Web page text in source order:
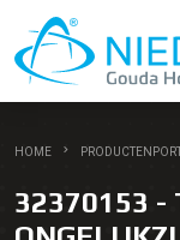
HOME
32370153 -